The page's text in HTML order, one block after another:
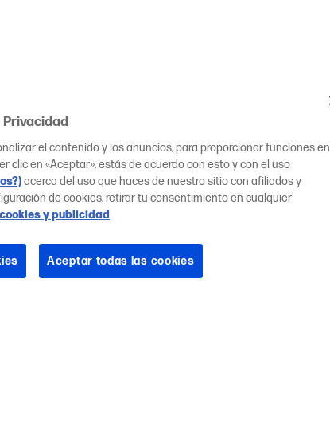
Privacidad
el contenido y los anuncios, para proporcionar funciones en
clic en «Aceptar», estás de acuerdo con esto y con el uso
acerca del uso que haces de nuestro sitio con afiliados y
de cookies, retirar tu consentimiento en cualquier
y publicidad.
Aceptar todas las cookies